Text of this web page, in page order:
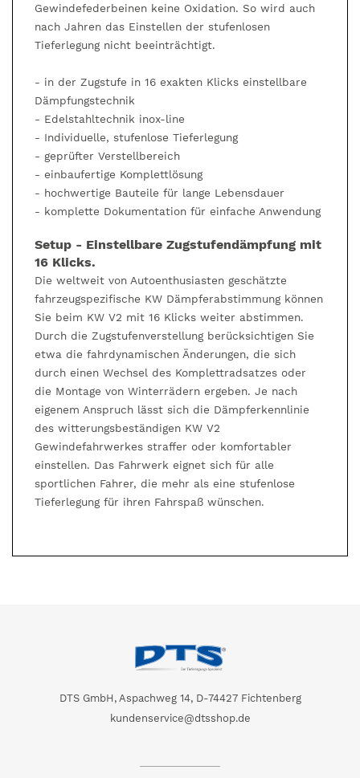
Gewindefederbeinen keine Oxidation. So wird auch
nach Jahren das Einstellen der stufenlosen
Tieferlegung nicht beeinträchtigt.
- in der Zugstufe in 16 exakten Klicks einstellbare
Dämpfungstechnik
- Edelstahltechnik inox-line
- Individuelle, stufenlose Tieferlegung
- geprüfter Verstellbereich
- einbaufertige Komplettlösung
- hochwertige Bauteile für lange Lebensdauer
- komplette Dokumentation für einfache Anwendung
Setup - Einstellbare Zugstufendämpfung mit
16 Klicks.
Die weltweit von Autoenthusiasten geschätzte
fahrzeugspezifische KW Dämpferabstimmung können
Sie beim KW V2 mit 16 Klicks weiter abstimmen.
Durch die Zugstufenverstellung berücksichtigen Sie
etwa die fahrdynamischen Änderungen, die sich
durch einen Wechsel des Komplettradsatzes oder
die Montage von Winterrädern ergeben. Je nach
eigenem Anspruch lässt sich die Dämpferkennlinie
des witterungsbeständigen KW V2
Gewindefahrwerkes straffer oder komfortabler
einstellen. Das Fahrwerk eignet sich für alle
sportlichen Fahrer, die mehr als eine stufenlose
Tieferlegung für ihren Fahrspaß wünschen.
DTS GmbH, Aspachweg 14, D-74427 Fichtenberg
kundenservice@dtsshop.de